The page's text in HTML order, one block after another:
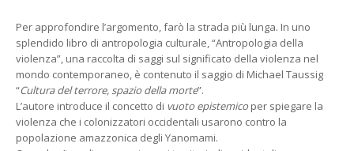
Per approfondire l’argomento, farò la strada più lunga. In uno
splendido libro di antropologia culturale, “Antropologia della
violenza”, una raccolta di saggi sul significato della violenza nel
mondo contemporaneo, è contenuto il saggio di Michael Taussig
“Cultura del terrore, spazio della morte”.
L’autore introduce il concetto di vuoto epistemico per spiegare la
violenza che i colonizzatori occidentali usarono contro la
popolazione amazzonica degli Yanomami.